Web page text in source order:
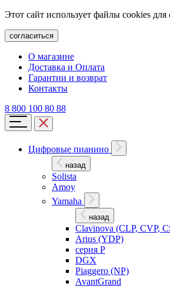
Этот сайт использует файлы cookies
согласиться
О магазине
Доставка и Оплата
Гарантии и возврат
Контакты
8 800 100 80 88
Цифровые пианино
назад
Solista
Amoy
Yamaha
назад
Clavinova (CLP, CVP,
Arius (YDP)
серия P
DGX
Piaggero (NP)
AvantGrand